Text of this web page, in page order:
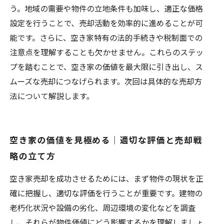
う。地域の需要や物件の立地条件も加味し、適正な価格
設定を行うことで、売却活動を効率的に進めることが可
能です。さらに、空き家特有の法的手続きや税制面での
注意点を理解することも欠かせません。これらのステッ
プを踏むことで、空き家の価値を最大限に引き出し、ス
ムーズな売却につなげられます。次回は具体的な売却方
法について解説します。
空き家の価値を見極める｜適切な評価と売却戦
略の立て方
空き家売却を成功させるためには、まず物件の現状を正
確に把握し、適切な評価を行うことが重要です。建物の
老朽化状況や設備の劣化、周辺環境の変化などを調査